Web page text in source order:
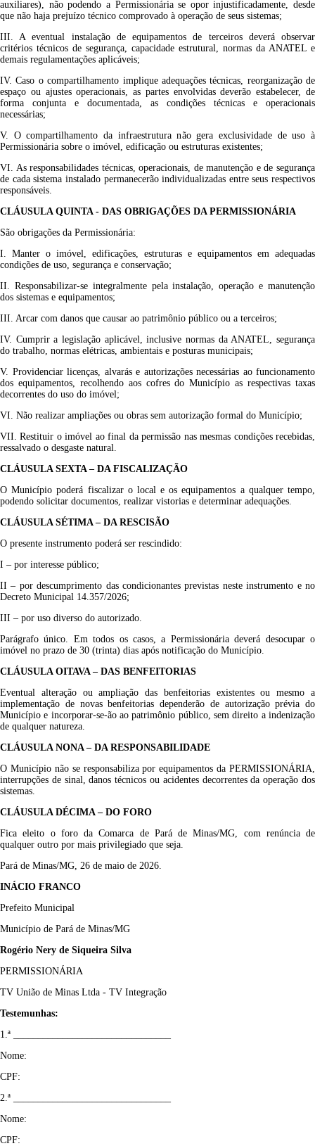
auxiliares), não podendo a Permissionária se opor injustificadamente, desde
que não haja prejuízo técnico comprovado à operação de seus sistemas;
III. A eventual instalação de equipamentos de terceiros deverá observar
critérios técnicos de segurança, capacidade estrutural, normas da ANATEL e
demais regulamentações aplicáveis;
IV. Caso o compartilhamento implique adequações técnicas, reorganização de
espaço ou ajustes operacionais, as partes envolvidas deverão estabelecer, de
forma conjunta e documentada, as condições técnicas e operacionais
necessárias;
V. O compartilhamento da infraestrutura não gera exclusividade de uso à
Permissionária sobre o imóvel, edificação ou estruturas existentes;
VI. As responsabilidades técnicas, operacionais, de manutenção e de segurança
de cada sistema instalado permanecerão individualizadas entre seus respectivos
responsáveis.
CLÁUSULA QUINTA- DAS OBRIGAÇÕES DA PERMISSIONÁRIA
São obrigações da Permissionária:
I. Manter o imóvel, edificações, estruturas e equipamentos em adequadas
condições de uso, segurança e conservação;
II. Responsabilizar-se integralmente pela instalação, operação e manutenção
dos sistemas e equipamentos;
III. Arcar com danos que causar ao patrimônio público ou a terceiros;
IV. Cumprir a legislação aplicável, inclusive normas da ANATEL, segurança
do trabalho, normas elétricas, ambientais e posturas municipais;
V. Providenciar licenças, alvarás e autorizações necessárias ao funcionamento
dos equipamentos, recolhendo aos cofres do Município as respectivas taxas
decorrentes do uso do imóvel;
VI. Não realizar ampliações ou obras sem autorização formal do Município;
VII. Restituir o imóvel ao final da permissão nas mesmas condições recebidas,
ressalvado o desgaste natural.
CLÁUSULA SEXTA– DA FISCALIZAÇÃO
O Município poderá fiscalizar o local e os equipamentos a qualquer tempo,
podendo solicitar documentos, realizar vistorias e determinar adequações.
CLÁUSULA SÉTIMA– DA RESCISÃO
O presente instrumento poderá ser rescindido:
I – por interesse público;
II – por descumprimento das condicionantes previstas neste instrumento e no
Decreto Municipal 14.357/2026;
III – por uso diverso do autorizado.
Parágrafo único. Em todos os casos, a Permissionária deverá desocupar o
imóvel no prazo de 30 (trinta) dias após notificação do Município.
CLÁUSULA OITAVA– DAS BENFEITORIAS
Eventual alteração ou ampliação das benfeitorias existentes ou mesmo a
implementação de novas benfeitorias dependerão de autorização prévia do
Município e incorporar-se-ão ao patrimônio público, sem direito a indenização
de qualquer natureza.
CLÁUSULA NONA– DA RESPONSABILIDADE
O Município não se responsabiliza por equipamentos da PERMISSIONÁRIA,
interrupções de sinal, danos técnicos ou acidentes decorrentes da operação dos
sistemas.
CLÁUSULA DÉCIMA – DO FORO
Fica eleito o foro da Comarca de Pará de Minas/MG, com renúncia de
qualquer outro por mais privilegiado que seja.
Pará de Minas/MG, 26 de maio de 2026.
INÁCIO FRANCO
Prefeito Municipal
Município de Pará de Minas/MG
Rogério Nery de Siqueira Silva
PERMISSIONÁRIA
TV União de Minas Ltda - TV Integração
Testemunhas:
1.ª ________________________________
Nome:
CPF:
2.ª ________________________________
Nome:
CPF: